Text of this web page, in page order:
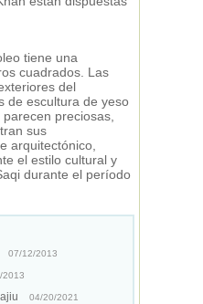
tiene una
cuadrados. Las
del
de escultura de yeso
preciosas,
sus
arquitectónico,
el estilo cultural y
durante el período
07/12/2013
2013
04/20/2021